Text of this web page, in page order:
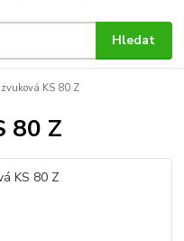
Hledat
KS 80 Z
80 Z